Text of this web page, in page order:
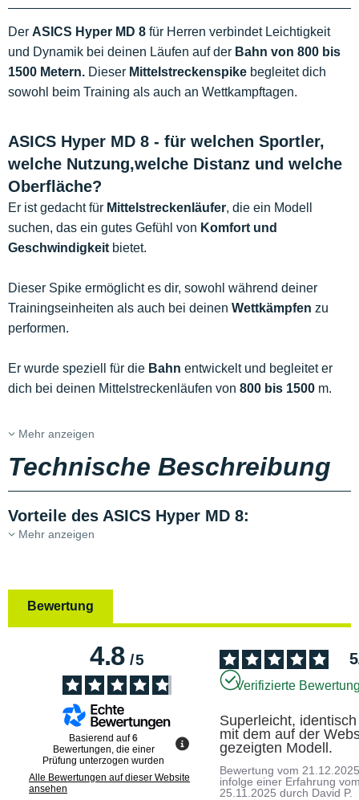
Der ASICS Hyper MD 8 für Herren verbindet Leichtigkeit
und Dynamik bei deinen Läufen auf der Bahn von 800 bis
1500 Metern. Dieser Mittelstreckenspike begleitet dich
sowohl beim Training als auch an Wettkampftagen.
ASICS Hyper MD 8 - für welchen Sportler,
welche Nutzung,welche Distanz und welche
Oberfläche?
Er ist gedacht für Mittelstreckenläufer, die ein Modell
suchen, das ein gutes Gefühl von Komfort und
Geschwindigkeit bietet.
Dieser Spike ermöglicht es dir, sowohl während deiner
Trainingseinheiten als auch bei deinen Wettkämpfen zu
performen.
Er wurde speziell für die Bahn entwickelt und begleitet er
dich bei deinen Mittelstreckenläufen von 800 bis 1500 m.
Mehr anzeigen
Technische Beschreibung
Vorteile des ASICS Hyper MD 8:
Mehr anzeigen
Bewertung
4.8/5
Basierend auf6
Bewertungen, die einer
Prüfung unterzogen wurden
Alle Bewertungen auf dieser Website
ansehen
5
Verifizierte
Superleicht, identisch
mit dem auf der
gezeigten Modell.
Bewertung vom
infolge einer Erfahrung
25.11.2025 durch David P.